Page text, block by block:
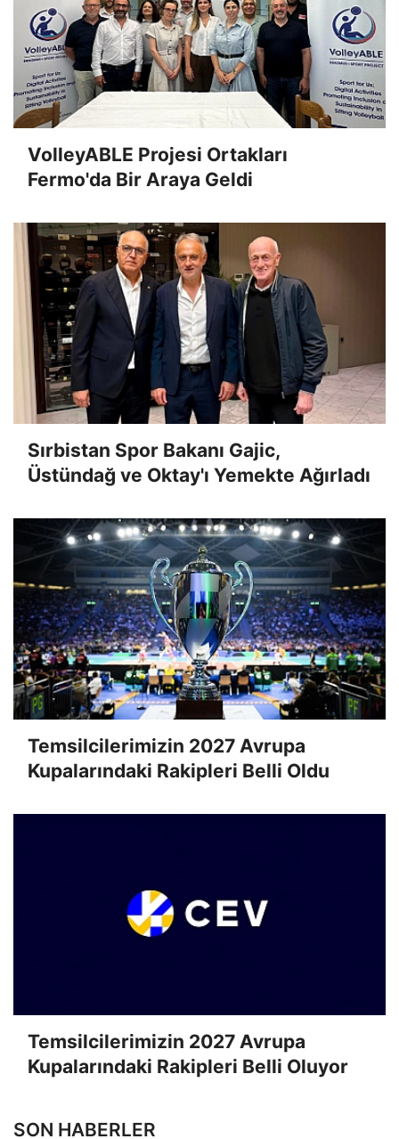
VolleyABLE Projesi Ortakları
Fermo'da Bir Araya Geldi
Sırbistan Spor Bakanı Gajic,
Üstündağ ve Oktay'ı Yemekte Ağırladı
Temsilcilerimizin 2027 Avrupa
Kupalarındaki Rakipleri Belli Oldu
Temsilcilerimizin 2027 Avrupa
Kupalarındaki Rakipleri Belli Oluyor
SON HABERLER